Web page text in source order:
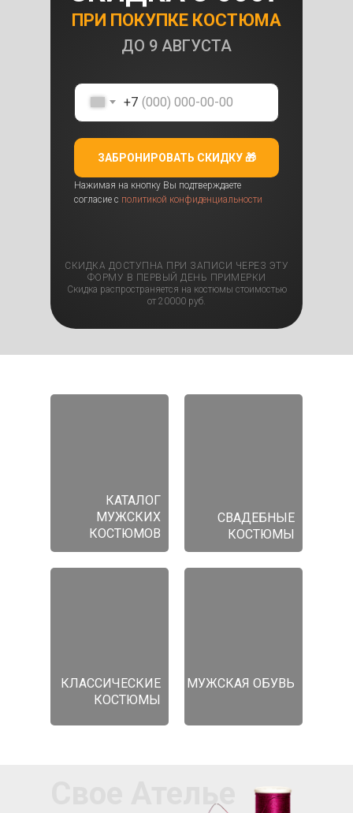
ПРИ ПОКУПКЕ КОСТЮМА
СКИДКА ДОСТУПНА ПРИ ЗАПИСИ ЧЕРЕЗ ЭТУ
ФОРМУ В ПЕРВЫЙ ДЕНЬ ПРИМЕРКИ
Скидка распространяется на костюмы стоимостью
от 20000 руб.
ДО 9 АВГУСТА
+7
ЗАБРОНИРОВАТЬ СКИДКУ 🎁
Нажимая на кнопку Вы подтверждаете
согласие с политикой конфиденциальности
КАТАЛОГ
МУЖСКИХ
КОСТЮМОВ
СВАДЕБНЫЕ
КОСТЮМЫ
КЛАССИЧЕСКИЕ
КОСТЮМЫ
МУЖСКАЯ ОБУВЬ
Свое Ателье